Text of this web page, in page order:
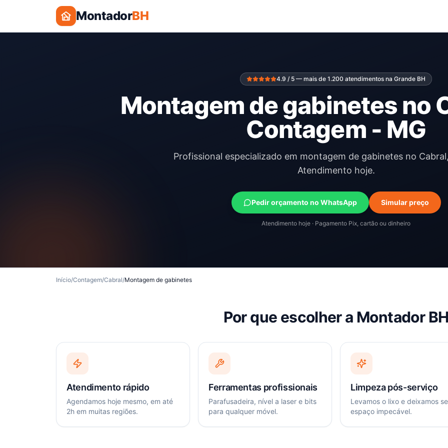
MontadorBH
4.9 / 5 — mais de 1.200 atendimentos na Grande BH
Montagem de gabinetes no
Contagem - MG
Profissional especializado em montagem de gabinetes no
Atendimento hoje.
Pedir orçamento no WhatsApp Simular preço
Atendimento hoje · Pagamento Pix, cartão ou dinheiro
Início/Contagem/Cabral/Montagem de gabinetes
Por que escolher a Montador
Atendimento rápido
Agendamos hoje mesmo, em até
2h em muitas regiões.
Ferramentas profissionais
Parafusadeira, nível a laser e bits
para qualquer móvel.
Limpeza pós-serviço
Levamos o lixo e deixamos
espaço impecável.